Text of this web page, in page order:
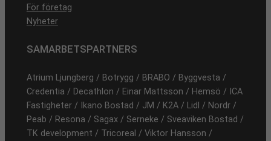
För företag
Nyheter
SAMARBETSPARTNERS
Atrium Ljungberg / Botrygg / BRABO / Byggvesta /
Credentia / Decathlon / Einar Mattsson / Hemsö / ICA
Fastigheter / Ikano Bostad / JM / K2A / Lidl / Nordr /
Peab / Resona / Sagax / Serneke / Sveaviken Bostad /
TK development / Tricoreal / Viktor Hansson /